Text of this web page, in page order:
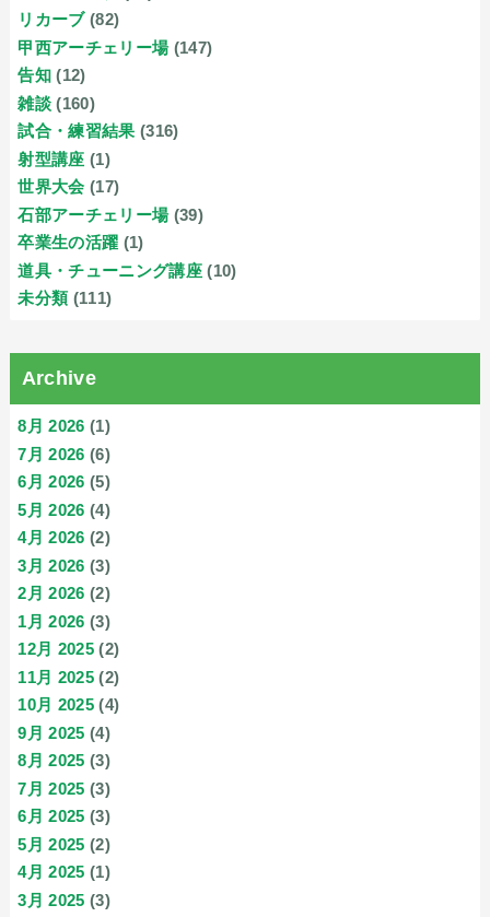
リカーブ (82)
甲西アーチェリー場 (147)
告知 (12)
雑談 (160)
試合・練習結果 (316)
射型講座 (1)
世界大会 (17)
石部アーチェリー場 (39)
卒業生の活躍 (1)
道具・チューニング講座 (10)
未分類 (111)
Archive
8月 2026 (1)
7月 2026 (6)
6月 2026 (5)
5月 2026 (4)
4月 2026 (2)
3月 2026 (3)
2月 2026 (2)
1月 2026 (3)
12月 2025 (2)
11月 2025 (2)
10月 2025 (4)
9月 2025 (4)
8月 2025 (3)
7月 2025 (3)
6月 2025 (3)
5月 2025 (2)
4月 2025 (1)
3月 2025 (3)